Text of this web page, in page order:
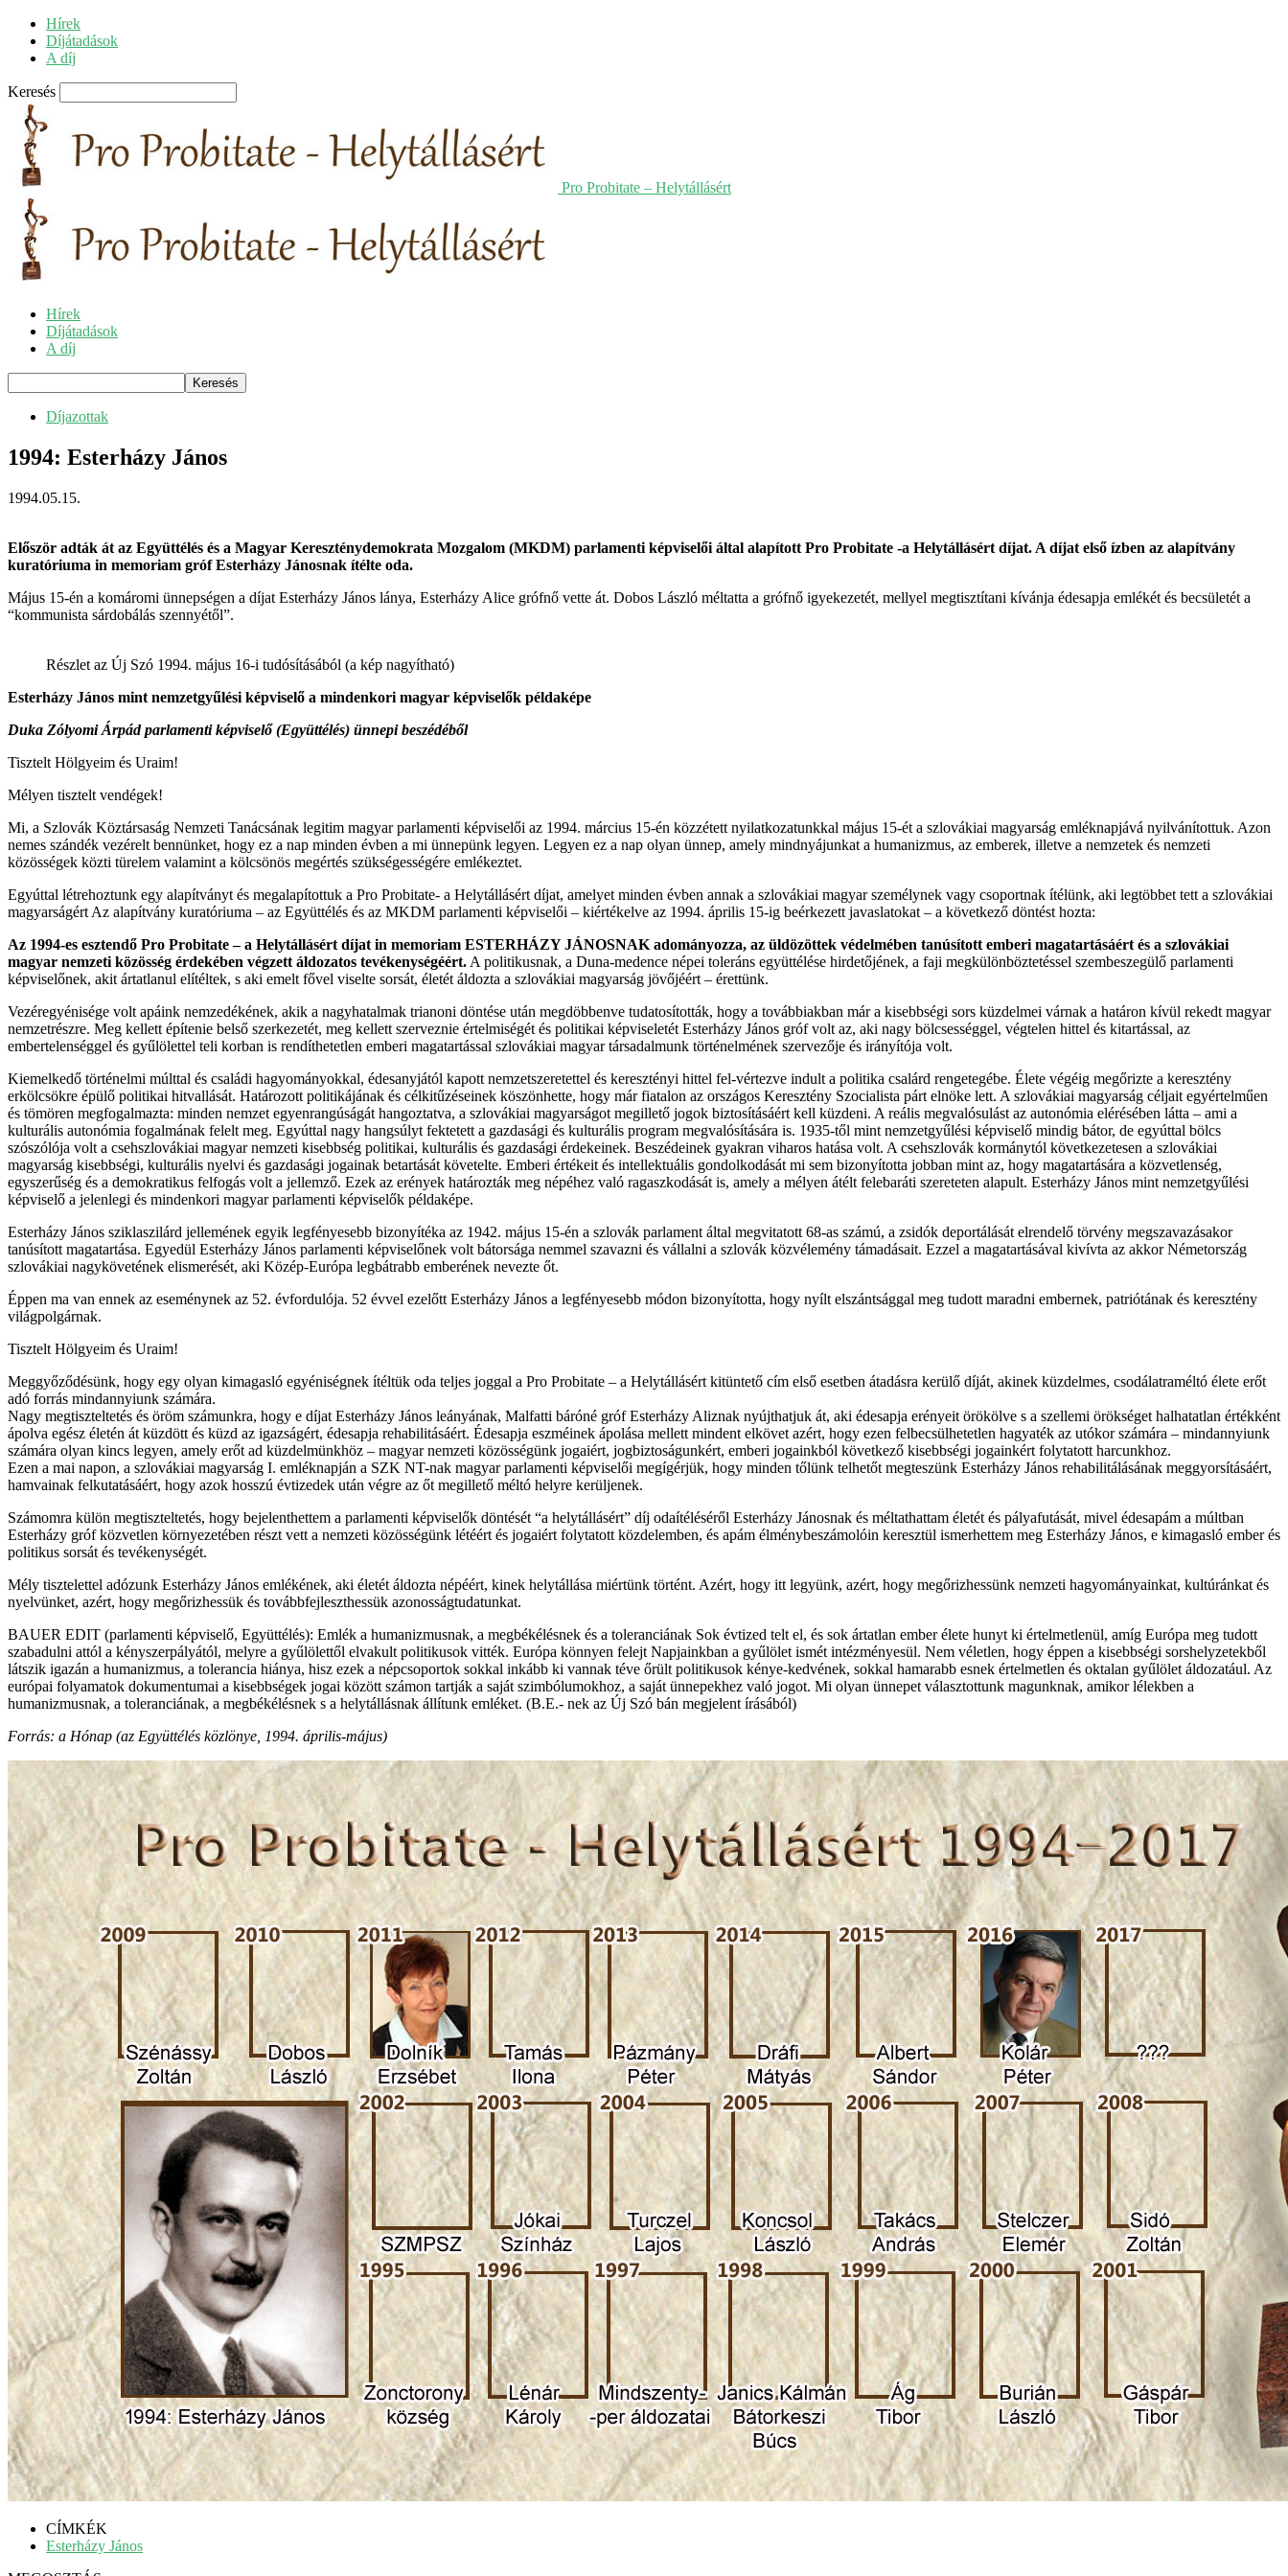
Hírek
Díjátadások
A díj
Keresés
Pro Probitate – Helytállásért
Hírek
Díjátadások
A díj
Díjazottak
1994: Esterházy János
1994.05.15.
Először adták át az Együttélés és a Magyar Kereszténydemokrata Mozgalom (MKDM) parlamenti képviselői által alapított Pro Probitate -a Helytállásért díjat. A díjat első ízben az alapítvány
kuratóriuma in memoriam gróf Esterházy Jánosnak ítélte oda.
Május 15-én a komáromi ünnepségen a díjat Esterházy János lánya, Esterházy Alice grófnő vette át. Dobos László méltatta a grófnő igyekezetét, mellyel megtisztítani kívánja édesapja emlékét és becsületét a
“kommunista sárdobálás szennyétől”.
Részlet az Új Szó 1994. május 16-i tudósításából (a kép nagyítható)
Esterházy János mint nemzetgyűlési képviselő a mindenkori magyar képviselők példaképe
Duka Zólyomi Árpád parlamenti képviselő (Együttélés) ünnepi beszédéből
Tisztelt Hölgyeim és Uraim!
Mélyen tisztelt vendégek!
Mi, a Szlovák Köztársaság Nemzeti Tanácsának legitim magyar parlamenti képviselői az 1994. március 15-én közzétett nyilatkozatunkkal május 15-ét a szlovákiai magyarság emléknapjává nyilvánítottuk. Azon
nemes szándék vezérelt bennünket, hogy ez a nap minden évben a mi ünnepünk legyen. Legyen ez a nap olyan ünnep, amely mindnyájunkat a humanizmus, az emberek, illetve a nemzetek és nemzeti
közösségek közti türelem valamint a kölcsönös megértés szükségességére emlékeztet.
Egyúttal létrehoztunk egy alapítványt és megalapítottuk a Pro Probitate- a Helytállásért díjat, amelyet minden évben annak a szlovákiai magyar személynek vagy csoportnak ítélünk, aki legtöbbet tett a szlovákiai
magyarságért Az alapítvány kuratóriuma – az Együttélés és az MKDM parlamenti képviselői – kiértékelve az 1994. április 15-ig beérkezett javaslatokat – a következő döntést hozta:
Az 1994-es esztendő Pro Probitate – a Helytállásért díjat in memoriam ESTERHÁZY JÁNOSNAK adományozza, az üldözöttek védelmében tanúsított emberi magatartásáért és a szlovákiai
magyar nemzeti közösség érdekében végzett áldozatos tevékenységéért. A politikusnak, a Duna-medence népei toleráns együttélése hirdetőjének, a faji megkülönböztetéssel szembeszegülő parlamenti
képviselőnek, akit ártatlanul elítéltek, s aki emelt fővel viselte sorsát, életét áldozta a szlovákiai magyarság jövőjéért – érettünk.
Vezéregyénisége volt apáink nemzedékének, akik a nagyhatalmak trianoni döntése után megdöbbenve tudatosították, hogy a továbbiakban már a kisebbségi sors küzdelmei várnak a határon kívül rekedt magyar
nemzetrészre. Meg kellett építenie belső szerkezetét, meg kellett szerveznie értelmiségét és politikai képviseletét Esterházy János gróf volt az, aki nagy bölcsességgel, végtelen hittel és kitartással, az
embertelenséggel és gyűlölettel teli korban is rendíthetetlen emberi magatartással szlovákiai magyar társadalmunk történelmének szervezője és irányítója volt.
Kiemelkedő történelmi múlttal és családi hagyományokkal, édesanyjától kapott nemzetszeretettel és keresztényi hittel fel-vértezve indult a politika csalárd rengetegébe. Élete végéig megőrizte a keresztény
erkölcsökre épülő politikai hitvallását. Határozott politikájának és célkitűzéseinek köszönhette, hogy már fiatalon az országos Keresztény Szocialista párt elnöke lett. A szlovákiai magyarság céljait egyértelműen
és tömören megfogalmazta: minden nemzet egyenrangúságát hangoztatva, a szlovákiai magyarságot megillető jogok biztosításáért kell küzdeni. A reális megvalósulást az autonómia elérésében látta – ami a
kulturális autonómia fogalmának felelt meg. Egyúttal nagy hangsúlyt fektetett a gazdasági és kulturális program megvalósítására is. 1935-től mint nemzetgyűlési képviselő mindig bátor, de egyúttal bölcs
szószólója volt a csehszlovákiai magyar nemzeti kisebbség politikai, kulturális és gazdasági érdekeinek. Beszédeinek gyakran viharos hatása volt. A csehszlovák kormánytól következetesen a szlovákiai
magyarság kisebbségi, kulturális nyelvi és gazdasági jogainak betartását követelte. Emberi értékeit és intellektuális gondolkodását mi sem bizonyította jobban mint az, hogy magatartására a közvetlenség,
egyszerűség és a demokratikus felfogás volt a jellemző. Ezek az erények határozták meg népéhez való ragaszkodását is, amely a mélyen átélt felebaráti szereteten alapult. Esterházy János mint nemzetgyűlési
képviselő a jelenlegi és mindenkori magyar parlamenti képviselők példaképe.
Esterházy János sziklaszilárd jellemének egyik legfényesebb bizonyítéka az 1942. május 15-én a szlovák parlament által megvitatott 68-as számú, a zsidók deportálását elrendelő törvény megszavazásakor
tanúsított magatartása. Egyedül Esterházy János parlamenti képviselőnek volt bátorsága nemmel szavazni és vállalni a szlovák közvélemény támadásait. Ezzel a magatartásával kivívta az akkor Németország
szlovákiai nagykövetének elismerését, aki Közép-Európa legbátrabb emberének nevezte őt.
Éppen ma van ennek az eseménynek az 52. évfordulója. 52 évvel ezelőtt Esterházy János a legfényesebb módon bizonyította, hogy nyílt elszántsággal meg tudott maradni embernek, patriótának és keresztény
világpolgárnak.
Tisztelt Hölgyeim és Uraim!
Meggyőződésünk, hogy egy olyan kimagasló egyéniségnek ítéltük oda teljes joggal a Pro Probitate – a Helytállásért kitüntető cím első esetben átadásra kerülő díját, akinek küzdelmes, csodálatraméltó élete erőt
adó forrás mindannyiunk számára.
Nagy megtiszteltetés és öröm számunkra, hogy e díjat Esterházy János leányának, Malfatti báróné gróf Esterházy Aliznak nyújthatjuk át, aki édesapja erényeit örökölve s a szellemi örökséget halhatatlan értékként
ápolva egész életén át küzdött és küzd az igazságért, édesapja rehabilitásáért. Édesapja eszméinek ápolása mellett mindent elkövet azért, hogy ezen felbecsülhetetlen hagyaték az utókor számára – mindannyiunk
számára olyan kincs legyen, amely erőt ad küzdelmünkhöz – magyar nemzeti közösségünk jogaiért, jogbiztoságunkért, emberi jogainkból következő kisebbségi jogainkért folytatott harcunkhoz.
Ezen a mai napon, a szlovákiai magyarság I. emléknapján a SZK NT-nak magyar parlamenti képviselői megígérjük, hogy minden tőlünk telhetőt megteszünk Esterházy János rehabilitálásának meggyorsításáért,
hamvainak felkutatásáért, hogy azok hosszú évtizedek után végre az őt megillető méltó helyre kerüljenek.
Számomra külön megtiszteltetés, hogy bejelenthettem a parlamenti képviselők döntését “a helytállásért” díj odaítéléséről Esterházy Jánosnak és méltathattam életét és pályafutását, mivel édesapám a múltban
Esterházy gróf közvetlen környezetében részt vett a nemzeti közösségünk létéért és jogaiért folytatott közdelemben, és apám élménybeszámolóin keresztül ismerhettem meg Esterházy János, e kimagasló ember és
politikus sorsát és tevékenységét.
Mély tisztelettel adózunk Esterházy János emlékének, aki életét áldozta népéért, kinek helytállása miértünk történt. Azért, hogy itt legyünk, azért, hogy megőrizhessünk nemzeti hagyományainkat, kultúránkat és
nyelvünket, azért, hogy megőrizhessük és továbbfejleszthessük azonosságtudatunkat.
BAUER EDIT (parlamenti képviselő, Együttélés): Emlék a humanizmusnak, a megbékélésnek és a toleranciának Sok évtized telt el, és sok ártatlan ember élete hunyt ki értelmetlenül, amíg Európa meg tudott
szabadulni attól a kényszerpályától, melyre a gyűlölettől elvakult politikusok vitték. Európa könnyen felejt Napjainkban a gyűlölet ismét intézményesül. Nem véletlen, hogy éppen a kisebbségi sorshelyzetekből
látszik igazán a humanizmus, a tolerancia hiánya, hisz ezek a népcsoportok sokkal inkább ki vannak téve őrült politikusok kénye-kedvének, sokkal hamarabb esnek értelmetlen és oktalan gyűlölet áldozatául. Az
európai folyamatok dokumentumai a kisebbségek jogai között számon tartják a saját szimbólumokhoz, a saját ünnepekhez való jogot. Mi olyan ünnepet választottunk magunknak, amikor lélekben a
humanizmusnak, a toleranciának, a megbékélésnek s a helytállásnak állítunk emléket. (B.E.- nek az Új Szó bán megjelent írásából)
Forrás: a Hónap (az Együttélés közlönye, 1994. április-május)
CÍMKÉK
Esterházy János